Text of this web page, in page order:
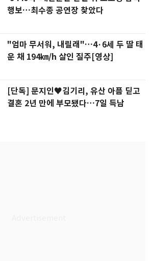
행보…최수종 공연장 찾았다
"엄마 무서워, 내릴래"…4·6세 두 딸 태
운 채 194㎞/h 살인 질주[영상]
[단독] 문지인♥김기리, 유산 아픔 딛고
결혼 2년 만에 부모됐다…7일 득남